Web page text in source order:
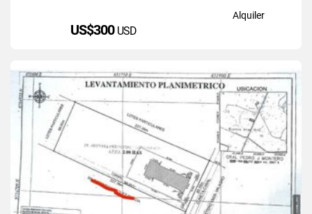
Alquiler
US$300 USD